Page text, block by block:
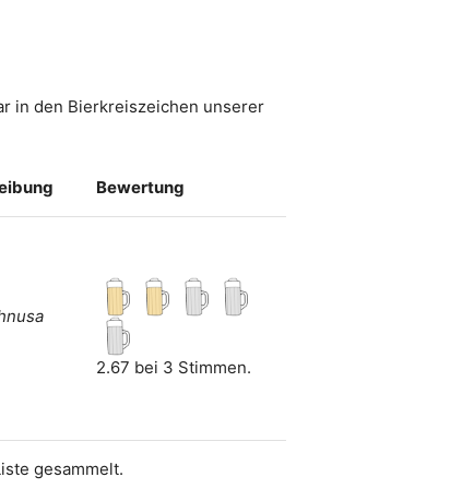
in den Bierkreiszeichen unserer
Bewertung
2.67 bei 3 Stimmen.
gesammelt.